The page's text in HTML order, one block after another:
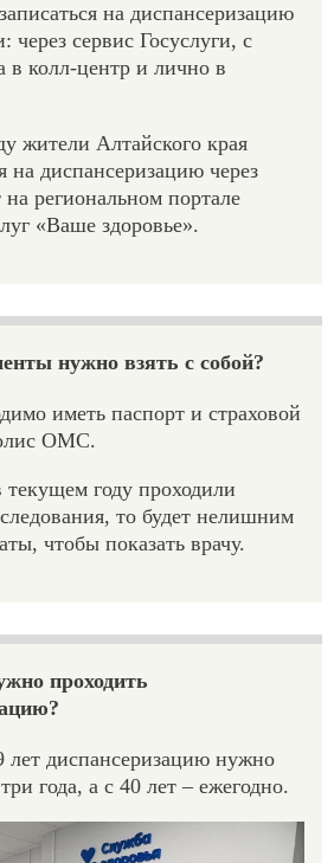
на диспансеризацию
через сервис Госуслуги, с
колл-центр и лично в
жители Алтайского края
на диспансеризацию через
региональном портале
«Ваше здоровье».
нужно взять с собой?
иметь паспорт и страховой
ОМС.
году проходили
то будет нелишним
чтобы показать врачу.
проходить
лет диспансеризацию нужно
года, а с 40 лет – ежегодно.